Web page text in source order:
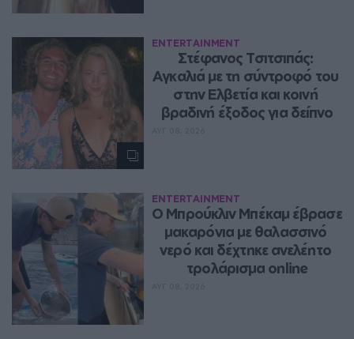
ENTERTAINMENT
Στέφανος Τσιτσιπάς:
Αγκαλιά με τη σύντροφό του
στην Ελβετία και κοινή
βραδινή έξοδος για δείπνο
ENTERTAINMENT
Ο Μπρούκλιν Μπέκαμ έβρασε
μακαρόνια με θαλασσινό
νερό και δέχτηκε ανελέητο
τρολάρισμα online